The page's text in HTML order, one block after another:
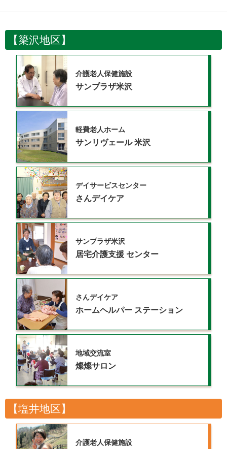
【簗沢地区】
介護老人保健施設
サンプラザ米沢
軽費老人ホーム
サンリヴェール米沢
デイサービスセンター
さんデイケア
サンプラザ米沢
居宅介護支援センター
さんデイケア
ホームヘルパーステーション
地域交流室
燦燦サロン
【塩井地区】
介護老人保健施設